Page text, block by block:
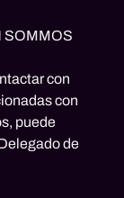
SOMMOS
con
con
puede
de